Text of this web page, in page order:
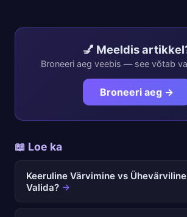
💅 Meeldis
Broneeri aeg veebis — see võtab
Broneeri aeg →
📖 Loe ka
Keeruline Värvimine vs
Valida? →